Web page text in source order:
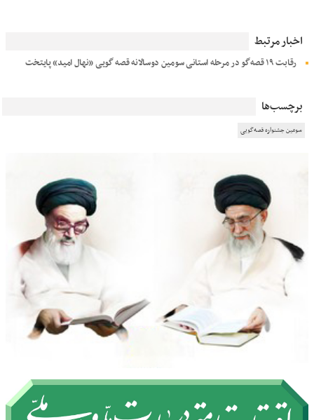
اخبار مرتبط
رقابت ۱۹ قصه‌گو در مرحله استانی سومین دوسالانه قصه گویی «نهال امید» پایتخت
برچسب‌ها
سومین جشنواره قصه‌گویی